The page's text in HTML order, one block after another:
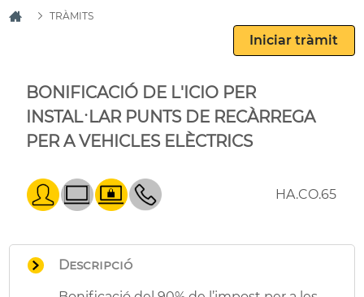
TRÀMITS
BONIFICACIÓ DE L'ICIO PER
INSTAL·LAR PUNTS DE RECÀRREGA
PER A VEHICLES ELÈCTRICS
HA.CO.65
Descripció